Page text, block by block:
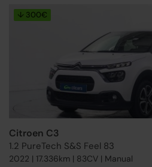
↓ 300€
Citroen C3
1.2 PureTech S&S Feel 83
2022 | 17.336km | 83CV | Manual